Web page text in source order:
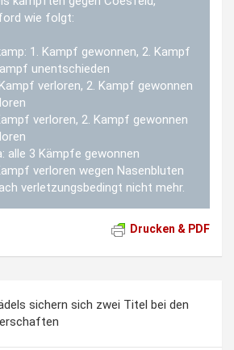
wie folgt:
1. Kampf gewonnen, 2. Kampf
unentschieden
verloren, 2. Kampf gewonnen
verloren, 2. Kampf gewonnen
alle 3 Kämpfe gewonnen
verloren wegen Nasenbluten
verletzungsbedingt nicht mehr.
Drucken & PDF
sichern sich zwei Titel bei den